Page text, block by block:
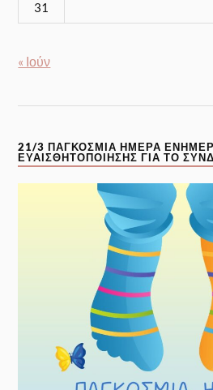
31
« Ιούν
21/3 ΠΑΓΚΌΣΜΙΑ ΗΜΈΡΑ
ΕΥΑΙΣΘΗΤΟΠΟΊΗΣΗΣ ΓΙΑ ΤΟ